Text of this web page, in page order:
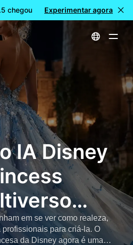
chegou 🎉 Novo modelo
Experimentar agora
Princess Multiverso Generator
IA Disney
em se ver como realeza,
profissionais para criá-la. O
da Disney agora é uma